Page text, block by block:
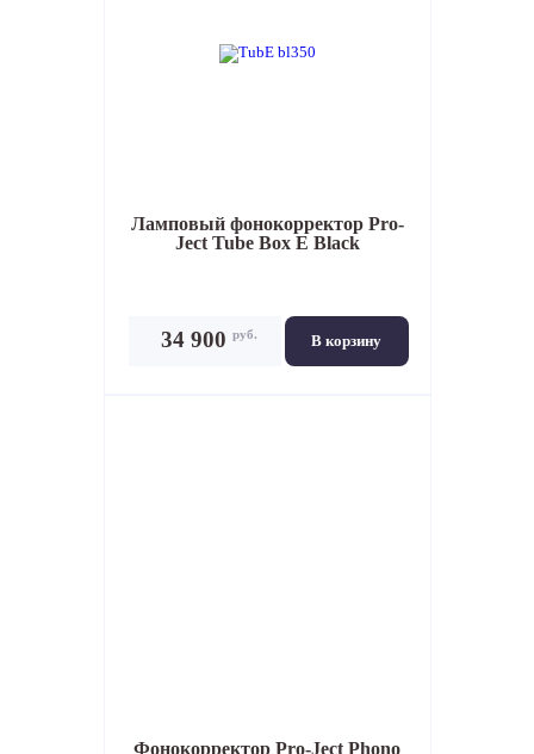
Ламповый фонокорректорPro-
Ject Tube Box E Black
В корзину
34 900 руб.
Фонокорректор Pro-Ject Phono